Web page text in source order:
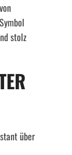
stolz
über